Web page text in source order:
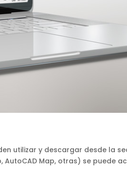
utilizar y descargar desde la
AutoCAD Map, otras) se puede